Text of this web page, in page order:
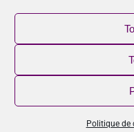
Politique de
NOUVEAU
Retrouver le CEFCYS